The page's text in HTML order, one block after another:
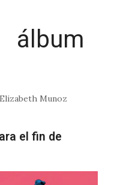
álbum
Munoz
el fin de